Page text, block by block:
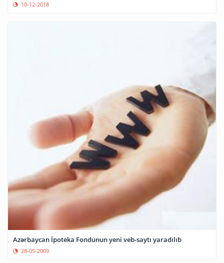
10-12-2018
Azərbaycan İpoteka Fondunun yeni veb-saytı yaradılıb
28-05-2009